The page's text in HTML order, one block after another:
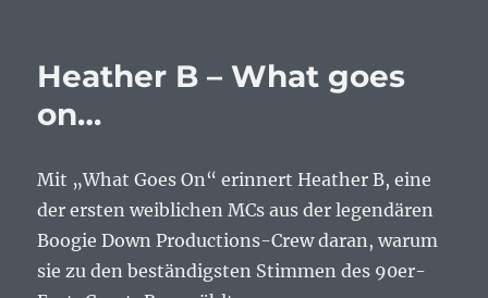
Xscape
On…
Heather B – What goes
on…
Mit „What Goes On“ erinnert Heather B, eine
der ersten weiblichen MCs aus der legendären
Boogie Down Productions-Crew daran, warum
sie zu den beständigsten Stimmen des 90er-